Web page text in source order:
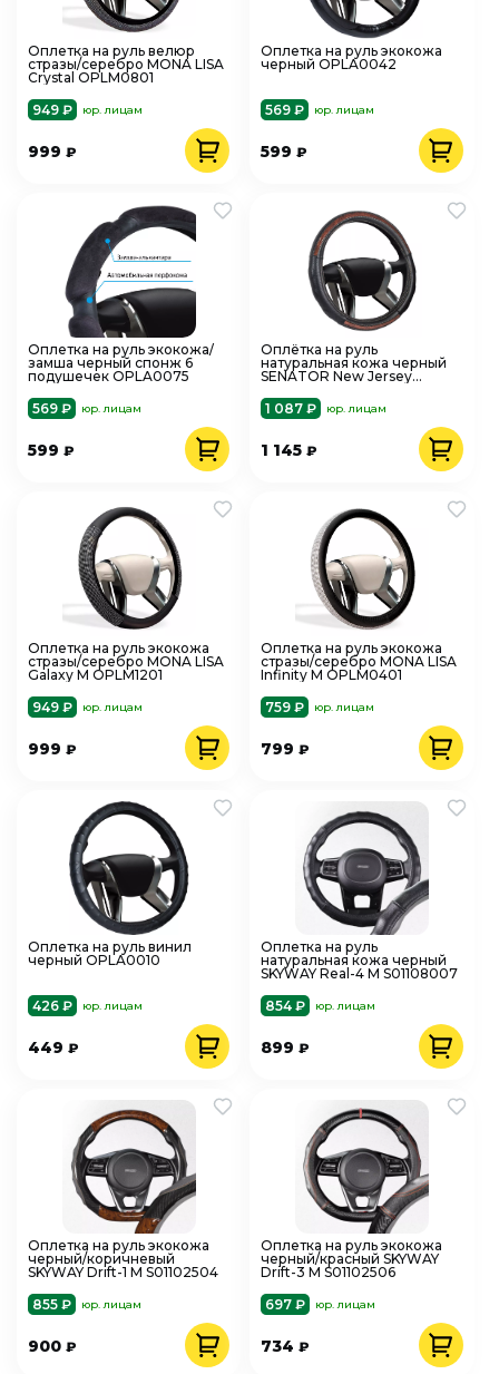
Оплетка на руль велюр
стразы/серебро MONA LISA
Crystal OPLM0801
949 ₽
юр. лицам
999 ₽
Оплетка на руль экокожа
черный OPLA0042
569 ₽ юр. лицам
599₽
Оплетка на руль экокожа/
замша черный спонж 6
подушечек OPLA0075
569 ₽
юр. лицам
599 ₽
Оплётка на руль
натуральная кожа черный
SENATOR New Jersey
1 087 ₽
юр. лицам
1 145₽
Оплетка на руль экокожа
стразы/серебро MONA LISA
Galaxy M OPLM1201
949 ₽
юр. лицам
999 ₽
Оплетка на руль экокожа
стразы/серебро MONA LISA
Infinity M OPLM0401
759 ₽
юр. лицам
799₽
Оплетка на руль винил
черный OPLA0010
426 ₽ юр. лицам
449 ₽
Оплетка на руль
натуральная кожа черный
SKYWAY Real-4 М S01108007
854 ₽
юр. лицам
899₽
Оплетка на руль экокожа
черный/коричневый
SKYWAY Drift-1 M S01102504
855 ₽
юр. лицам
900 ₽
Оплетка на руль экокожа
черный/красный SKYWAY
Drift-3 M S01102506
697 ₽
юр. лицам
734₽